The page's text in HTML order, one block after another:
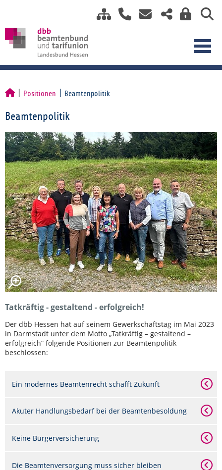
Positionen Beamtenpolitik
Beamtenpolitik
Tatkräftig - gestaltend - erfolgreich!
Der dbb Hessen hat auf seinem Gewerkschaftstag im Mai 2023
in Darmstadt unter dem Motto „Tatkräftig – gestaltend –
erfolgreich“ folgende Positionen zur Beamtenpolitik
beschlossen:
Ein modernes Beamtenrecht schafft Zukunft
Akuter Handlungsbedarf bei der Beamtenbesoldung
Keine Bürgerversicherung
Die Beamtenversorgung muss sicher bleiben